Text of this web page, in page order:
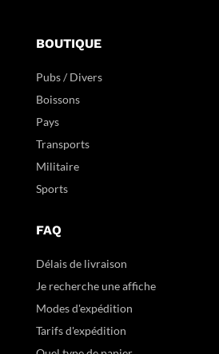
BOUTIQUE
Pubs / Divers
Boissons
Pays
Transports
Militaire
Sports
FAQ
Délais de livraison
Je recherche une affiche
Modes d'expédition
Tarifs d'expédition